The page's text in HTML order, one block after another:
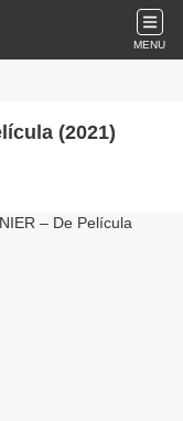
MENU
(2021)